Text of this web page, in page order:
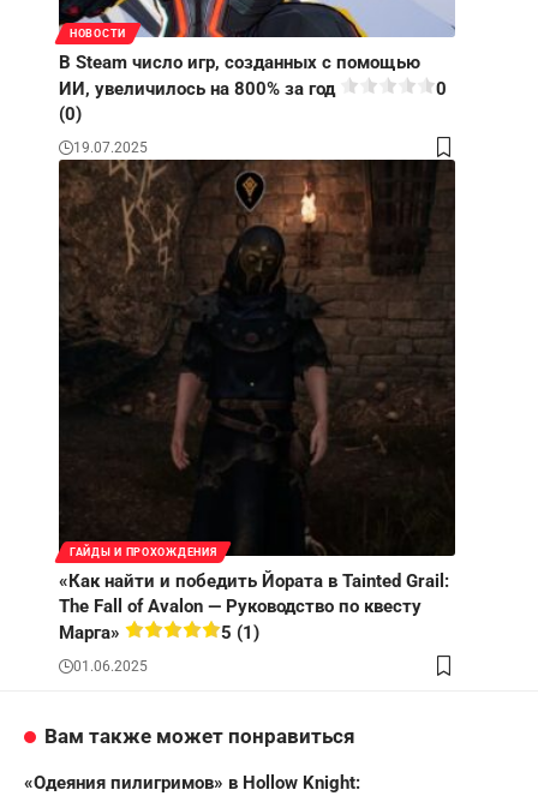
НОВОСТИ
В Steam число игр, созданных с помощью
ИИ, увеличилось на 800% за год
0
(0)
19.07.2025
ГАЙДЫ И ПРОХОЖДЕНИЯ
«Как найти и победить Йората в Tainted Grail:
The Fall of Avalon — Руководство по квесту
Марга»
5 (1)
01.06.2025
Вам также может понравиться
«Одеяния пилигримов» в Hollow Knight: